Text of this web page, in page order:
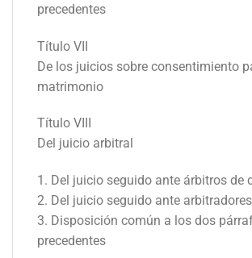
precedentes
Título VII
De los juicios sobre consentimiento
matrimonio
Título VIII
Del juicio arbitral
1. Del juicio seguido ante árbitros de
2. Del juicio seguido ante arbitradores
3. Disposición común a los dos
precedentes